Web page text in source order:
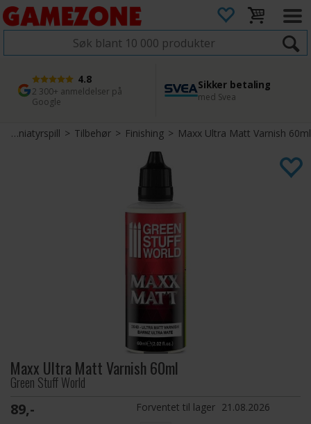
4.8
2 300+ anmeldelser på
Google
Sikker betaling
med Svea
1 dags levering
Bestill innen kl. 12
45 dager returfrist
Enkel retur
Miniatyrspill >Tilbehør> Finishing> Maxx Ultra Matt Varnish 60ml
Maxx Ultra Matt Varnish 60ml
Green Stuff World
89,- Forventet til lager 21.08.2026